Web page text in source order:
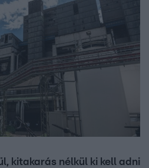
kitakarás nélkül ki kell adni